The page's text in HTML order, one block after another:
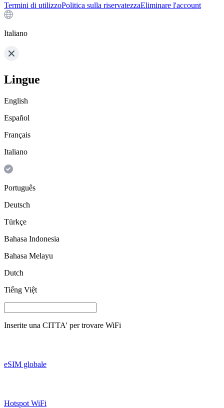
Termini di utilizzoPolitica sulla riservatezzaEliminare l'account
Italiano
Lingue
English
Español
Français
Italiano
Português
Deutsch
Türkçe
Bahasa Indonesia
Bahasa Melayu
Dutch
Tiếng Việt
Inserite una CITTA' per trovare WiFi
eSIM globale
Hotspot WiFi